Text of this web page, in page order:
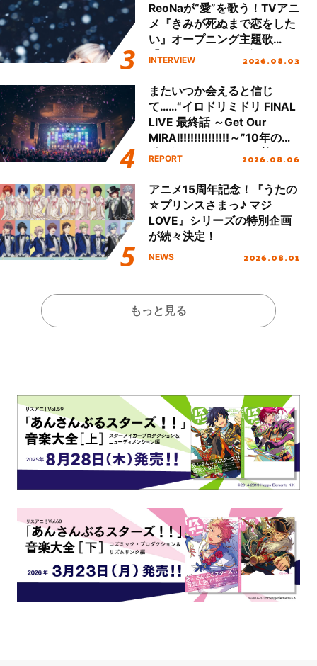
ReoNaが“愛”を歌う！TVアニ
メ『きみが死ぬまで恋をした
い』オープニング主題歌
「Amore」インタビュー
INTERVIEW 2026.08.03
またいつか会えると信じ
て……“イロドリミドリ FINAL
LIVE 最終話 ～Get Our
MIRAI!!!!!!!!!!!!!!～”10年の活
動を経てファイナルを迎える
REPORT 2026.08.06
アニメ15周年記念！『うたの
☆プリンスさまっ♪ マジ
LOVE』シリーズの特別企画
が続々決定！
NEWS 2026.08.01
もっと見る